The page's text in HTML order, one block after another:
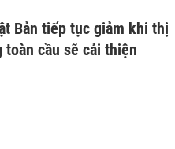
Bản tiếp tục giảm khi thị
cầu sẽ cải thiện